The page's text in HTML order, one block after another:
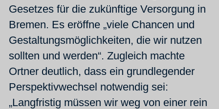
Gesetzes für die zukünftige Versorgung in
Bremen. Es eröffne „viele Chancen und
Gestaltungsmöglichkeiten, die wir nutzen
sollten und werden“. Zugleich machte
Ortner deutlich, dass ein grundlegender
Perspektivwechsel notwendig sei:
„Langfristig müssen wir weg von einer rein